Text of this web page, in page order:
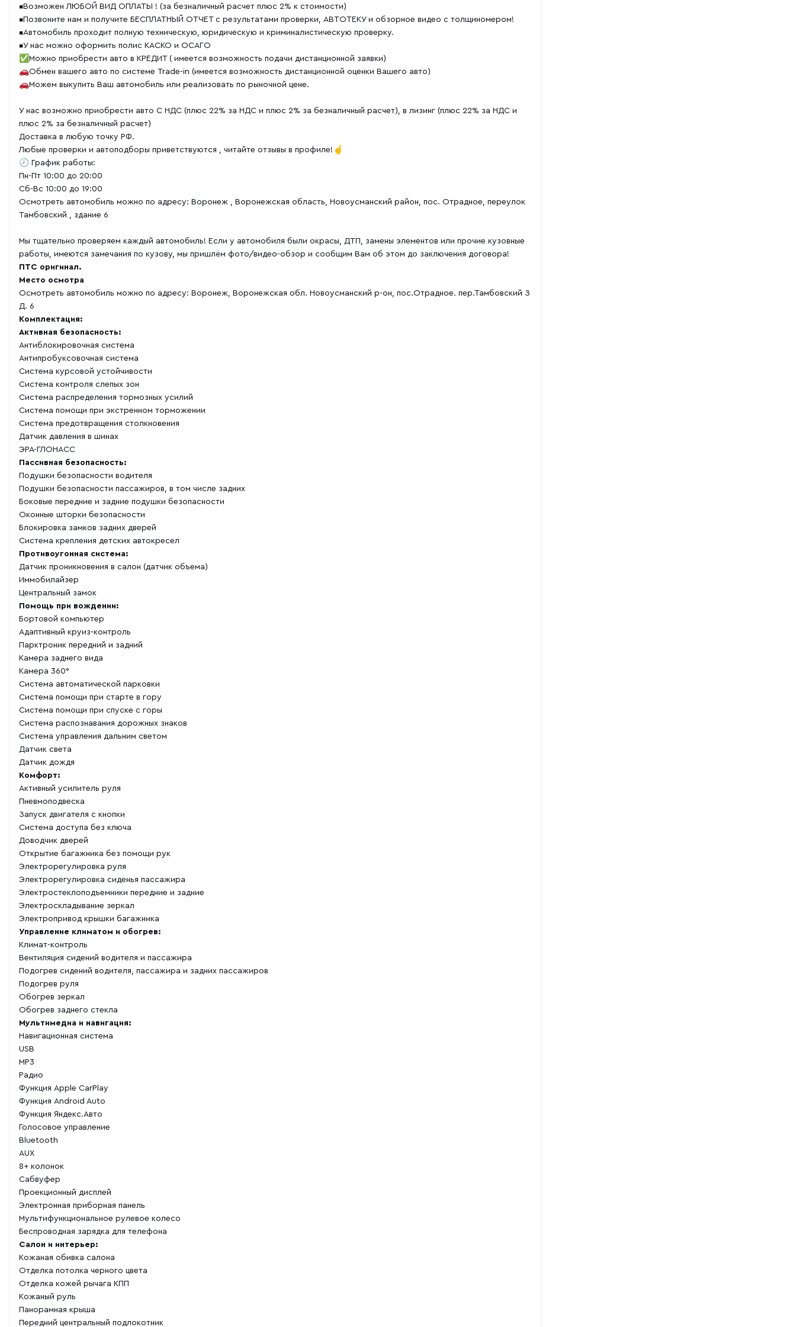
▪️Возможен ЛЮБОЙ ВИД ОПЛАТЫ ! (за безналичный расчет плюс 2% к стоимости)
▪️Пoзвoните нaм и получитe БЕСПЛАТНЫЙ ОТЧЕТ с результатами проверки, АВТОТЕКУ и обзорное видео с толщиномером!
▪️Автомобиль проходит полную техническую, юридическую и криминалистическую проверку.
▪️У нас можно оформить полис КАСКО и ОСАГО
✅Можно приобрести авто в КРЕДИТ ( имеется возможность подачи дистанционной заявки)
🚗Обмен вашего авто по системе Trade-in (имеется возможность дистанционной оценки Вашего авто)
🚗Можем выкупить Ваш автомобиль или реализовать по рыночной цене.
У нас возможно приобрести авто С НДС (плюс 22% за НДС и плюс 2% за безналичный расчет), в лизинг (плюс 22% за НДС и
плюс 2% за безналичный расчет)
Доставка в любую точку РФ.
Любые проверки и автоподборы приветствуются , читайте отзывы в профиле!☝️
🕗 График работы:
Пн-Пт 10:00 до 20:00
Сб-Вс 10:00 до 19:00
Осмотреть автомобиль можно по адресу: Воронеж , Воронежская область, Новоусманский район, пос. Отрадное, переулок
Тамбовский , здание 6
Мы тщательно проверяем каждый автомобиль! Если у автомобиля были окрасы, ДТП, замены элементов или прочие кузовные
работы, имеются замечания по кузову, мы пришлём фото/видео-обзор и сообщим Вам об этом до заключения договора!
ПТС оригинал.
Место осмотра
Осмотреть автомобиль можно по адресу: Воронеж, Воронежская обл. Новоусманский р-он, пос.Отрадное. пер.Тамбовский З
Д. 6
Комплектация:
Активная безопасность:
Антиблокировочная система
Антипробуксовочная система
Система курсовой устойчивости
Система контроля слепых зон
Система распределения тормозных усилий
Система помощи при экстренном торможении
Система предотвращения столкновения
Датчик давления в шинах
ЭРА-ГЛОНАСС
Пассивная безопасность:
Подушки безопасности водителя
Подушки безопасности пассажиров, в том числе задних
Боковые передние и задние подушки безопасности
Оконные шторки безопасности
Блокировка замков задних дверей
Система крепления детских автокресел
Противоугонная система:
Датчик проникновения в салон (датчик объема)
Иммобилайзер
Центральный замок
Помощь при вождении:
Бортовой компьютер
Адаптивный круиз-контроль
Парктроник передний и задний
Камера заднего вида
Камера 360°
Система автоматической парковки
Система помощи при старте в гору
Система помощи при спуске с горы
Система распознавания дорожных знаков
Система управления дальним светом
Датчик света
Датчик дождя
Комфорт:
Активный усилитель руля
Пневмоподвеска
Запуск двигателя с кнопки
Система доступа без ключа
Доводчик дверей
Открытие багажника без помощи рук
Электрорегулировка руля
Электрорегулировка сиденья пассажира
Электростеклоподъемники передние и задние
Электроскладывание зеркал
Электропривод крышки багажника
Управление климатом и обогрев:
Климат-контроль
Вентиляция сидений водителя и пассажира
Подогрев сидений водителя, пассажира и задних пассажиров
Подогрев руля
Обогрев зеркал
Обогрев заднего стекла
Мультимедиа и навигация:
Навигационная система
USB
MP3
Радио
Функция Apple CarPlay
Функция Android Auto
Функция Яндекс.Авто
Голосовое управление
Bluetooth
AUX
8+ колонок
Сабвуфер
Проекционный дисплей
Электронная приборная панель
Мультифункциональное рулевое колесо
Беспроводная зарядка для телефона
Салон и интерьер:
Кожаная обивка салона
Отделка потолка черного цвета
Отделка кожей рычага КПП
Кожаный руль
Панорамная крыша
Передний центральный подлокотник